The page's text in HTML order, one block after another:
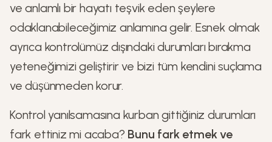
ve anlamlı bir hayatı teşvik eden şeylere
odaklanabileceğimiz anlamına gelir. Esnek olmak
ayrıca kontrolümüz dışındaki durumları bırakma
yeteneğimizi geliştirir ve bizi tüm kendini suçlama
ve düşünmeden korur.
Kontrol yanılsamasına kurban gittiğiniz durumları
fark ettiniz mi acaba? Bunu fark etmek ve